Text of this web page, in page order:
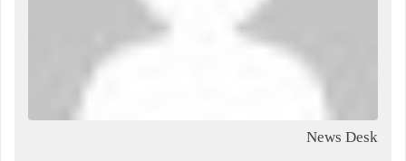
News Desk